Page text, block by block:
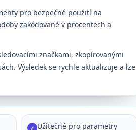
pro bezpečné použití na
zakódované v procentech a
značkami, zkopírovanými
Výsledek se rychle aktualizuje a lze
✓ Užitečné pro parametry